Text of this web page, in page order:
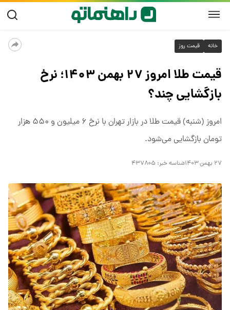
خانه قیمت روز
قیمت طلا امروز ۲۷ بهمن ۱۴۰۳؛ نرخ
بازگشایی چند؟
امروز (شنبه) قیمت طلا در بازار تهران با نرخ ۶ میلیون و ۵۵۰ هزار
تومان بازگشایی می‌شود.
۲۷ بهمن ۱۴۰۳ شناسه خبر: ۴۳۷۸۰۵